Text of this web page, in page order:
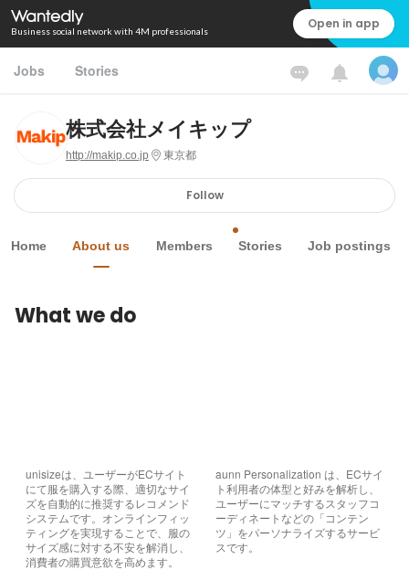
Business social network with 4M professionals Open in app
Jobs Stories
株式会社メイキップ
http://makip.co.jp 東京都
Follow
Home About us Members Stories Job postings
What we do
unisizeは、ユーザーがECサイト
にて服を購入する際、適切なサイ
ズを自動的に推奨するレコメンド
システムです。オンラインフィッ
ティングを実現することで、服の
サイズ感に対する不安を解消し、
消費者の購買意欲を高めます。
aunn Personalization は、ECサイ
ト利用者の体型と好みを解析し、
ユーザーにマッチするスタッフコ
ーディネートなどの「コンテン
ツ」をパーソナライズするサービ
スです。